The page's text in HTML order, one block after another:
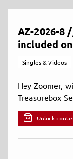
AZ-2026-8
included
Singles & Videos
Hey Zoomer,
Treasurebox
Unlock